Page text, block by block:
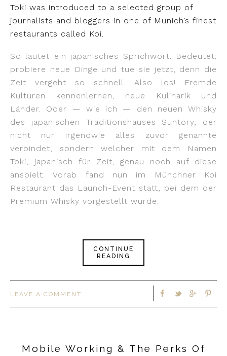
Toki was introduced to a selected group of
journalists and bloggers in one of Munich’s finest
restaurants called Koi.
So lautet ein japanisches Sprichwort. Bedeutet:
probiere neue Dinge und tue sie jetzt, denn die
Zeit vergeht so schnell. Also los! Fremde
Kulturen kennenlernen, neue Kulinarik und
Länder. Oder — wie ich — den neuen Whisky
des japanischen Traditionshauses Suntory, der
nicht nur irgendwie alles zuvor genannte
verbindet, sondern welcher mit dem Namen
Toki, japanisch für Zeit, genau noch auf diese
anspielt. Vorab fand nun im Münchner Koi
Restaurant das Launch-Event statt, bei dem der
Premium Whisky vorgestellt wurde.
CONTINUE
READING
LEAVE A COMMENT
Mobile Working & The Perks Of